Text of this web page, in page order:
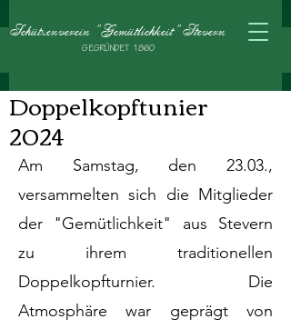
Schützenverein "Gemütlichkeit" Stevern
GEGRÜNDET 1860
Doppelkopftunier
2024
Am Samstag, den 23.03.,
versammelten sich die Mitglieder
der "Gemütlichkeit" aus Stevern
zu ihrem traditionellen
Doppelkopfturnier. Die
Atmosphäre war geprägt von